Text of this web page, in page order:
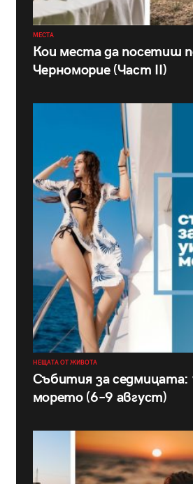
МЕСТА
Кои места да посетиш
Черноморие (Част II)
НЕЩАТА ОТ ЖИВОТА
Събития за седмицата:
морето (6–9 август)